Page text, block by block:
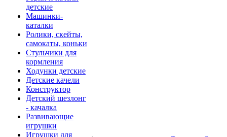
детские
Машинки-
каталки
Ролики, скейты,
самокаты, коньки
Стульчики для
кормления
Ходунки детские
Детские качели
Конструктор
Детский шезлонг
- качалка
Развивающие
игрушки
Игрушки для